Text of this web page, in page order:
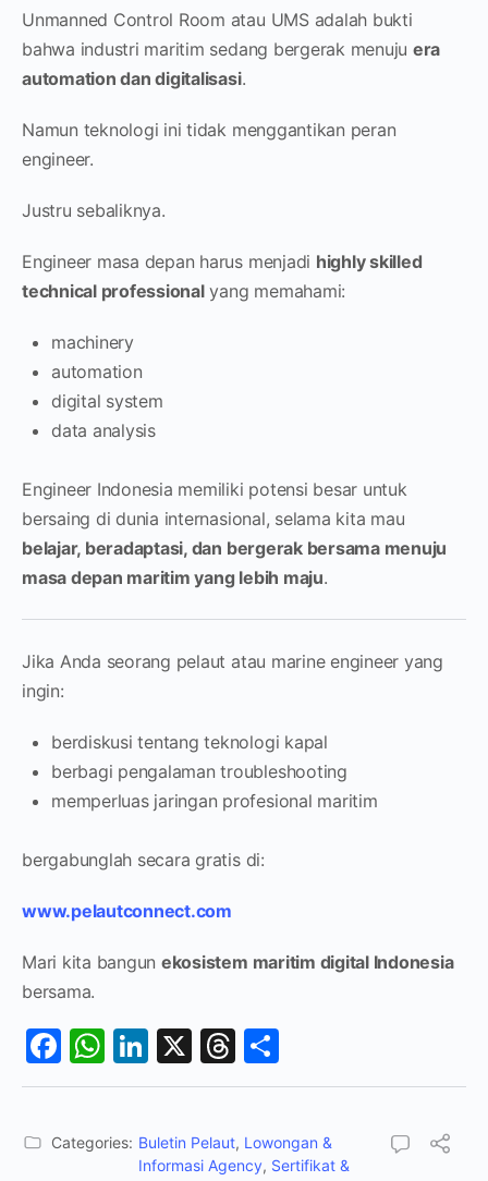
Unmanned Control Room atau UMS adalah bukti
bahwa industri maritim sedang bergerak menuju era
automation dan digitalisasi.
Namun teknologi ini tidak menggantikan peran
engineer.
Justru sebaliknya.
Engineer masa depan harus menjadi highly skilled
technical professionalyang memahami:
machinery
automation
digital system
data analysis
Engineer Indonesia memiliki potensi besar untuk
bersaing di dunia internasional, selama kita mau
belajar, beradaptasi, dan bergerak bersama menuju
masa depan maritim yang lebih maju.
Jika Anda seorang pelaut atau marine engineer yang
ingin:
berdiskusi tentang teknologi kapal
berbagi pengalaman troubleshooting
memperluas jaringan profesional maritim
bergabunglah secara gratis di:
www.pelautconnect.com
Mari kita bangun ekosistem maritim digital Indonesia
bersama.
Facebook
WhatsApp
LinkedIn
X Threads
Categories: Buletin Pelaut, Lowongan &
Informasi Agency, Sertifikat &